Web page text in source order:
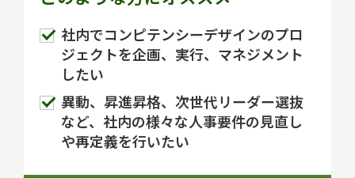
社内でコンピテンシーデザインのプロ
ジェクトを企画、実行、マネジメント
したい
異動、昇進昇格、次世代リーダー選抜
など、社内の様々な人事要件の見直し
や再定義を行いたい